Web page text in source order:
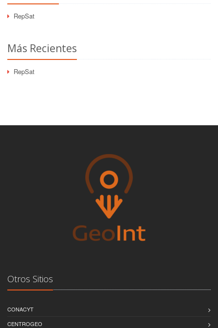
RepSat
Más Recientes
RepSat
Otros Sitios
CONACYT
CENTROGEO